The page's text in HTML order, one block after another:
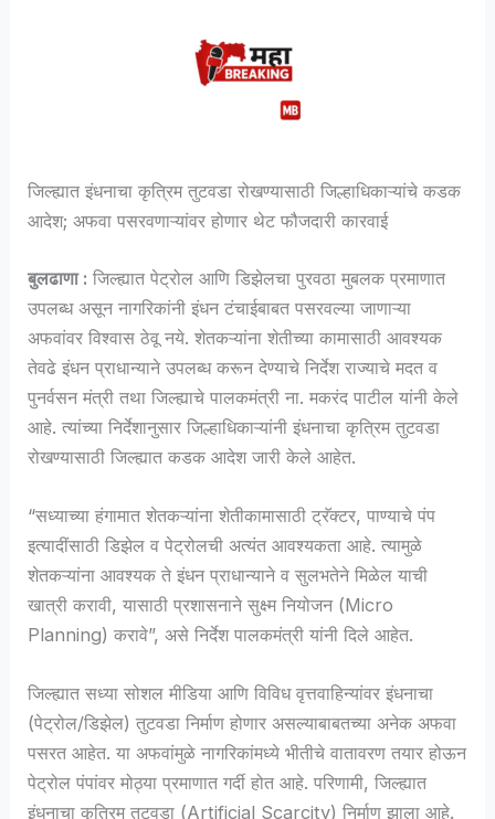
जिल्ह्यात इंधनाचा कृत्रिम तुटवडा रोखण्यासाठी जिल्हाधिकाऱ्यांचे कडक
आदेश; अफवा पसरवणाऱ्यांवर होणार थेट फौजदारी कारवाई
बुलढाणा : जिल्ह्यात पेट्रोल आणि डिझेलचा पुरवठा मुबलक प्रमाणात
उपलब्ध असून नागरिकांनी इंधन टंचाईबाबत पसरवल्या जाणाऱ्या
अफवांवर विश्वास ठेवू नये. शेतकऱ्यांना शेतीच्या कामासाठी आवश्यक
तेवढे इंधन प्राधान्याने उपलब्ध करून देण्याचे निर्देश राज्याचे मदत व
पुनर्वसन मंत्री तथा जिल्ह्याचे पालकमंत्री ना. मकरंद पाटील यांनी केले
आहे. त्यांच्या निर्देशानुसार जिल्हाधिकाऱ्यांनी इंधनाचा कृत्रिम तुटवडा
रोखण्यासाठी जिल्ह्यात कडक आदेश जारी केले आहेत.
“सध्याच्या हंगामात शेतकऱ्यांना शेतीकामासाठी ट्रॅक्टर, पाण्याचे पंप
इत्यादींसाठी डिझेल व पेट्रोलची अत्यंत आवश्यकता आहे. त्यामुळे
शेतकऱ्यांना आवश्यक ते इंधन प्राधान्याने व सुलभतेने मिळेल याची
खात्री करावी, यासाठी प्रशासनाने सुक्ष्म नियोजन (Micro
Planning) करावे”, असे निर्देश पालकमंत्री यांनी दिले आहेत.
जिल्ह्यात सध्या सोशल मीडिया आणि विविध वृत्तवाहिन्यांवर इंधनाचा
(पेट्रोल/डिझेल) तुटवडा निर्माण होणार असल्याबाबतच्या अनेक अफवा
पसरत आहेत. या अफवांमुळे नागरिकांमध्ये भीतीचे वातावरण तयार होऊन
पेट्रोल पंपांवर मोठ्या प्रमाणात गर्दी होत आहे. परिणामी, जिल्ह्यात
इंधनाचा कृत्रिम तुटवडा (Artificial Scarcity) निर्माण झाला आहे.